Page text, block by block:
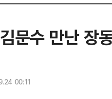
문수 만난 장
00:11